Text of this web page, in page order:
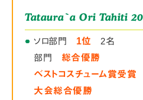
Tataura`a Ori Tahiti
● ソロ部門 1位 2名
●
部門 総合優勝
●
ベストコスチューム賞受賞
●
大会総合優勝